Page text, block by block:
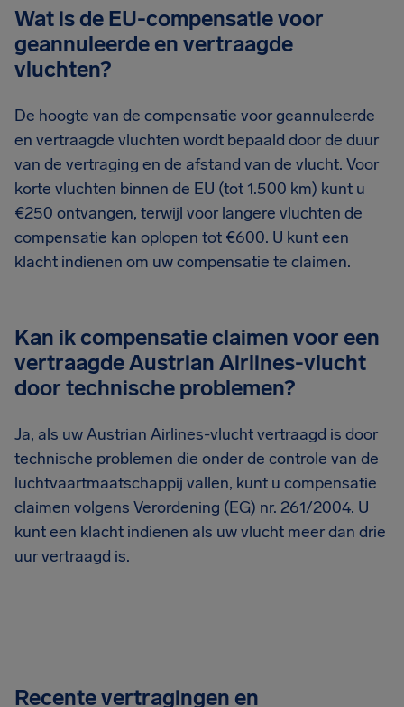
Wat is de EU-compensatie voor
geannuleerde en vertraagde
vluchten?
De hoogte van de compensatie voor geannuleerde
en vertraagde vluchten wordt bepaald door de duur
van de vertraging en de afstand van de vlucht. Voor
korte vluchten binnen de EU (tot 1.500 km) kunt u
€250 ontvangen, terwijl voor langere vluchten de
compensatie kan oplopen tot €600. U kunt een
klacht indienen om uw compensatie te claimen.
Kan ik compensatie claimen voor een
vertraagde Austrian Airlines-vlucht
door technische problemen?
Ja, als uw Austrian Airlines-vlucht vertraagd is door
technische problemen die onder de controle van de
luchtvaartmaatschappij vallen, kunt u compensatie
claimen volgens Verordening (EG) nr. 261/2004. U
kunt een klacht indienen als uw vlucht meer dan drie
uur vertraagd is.
Recente vertragingen en